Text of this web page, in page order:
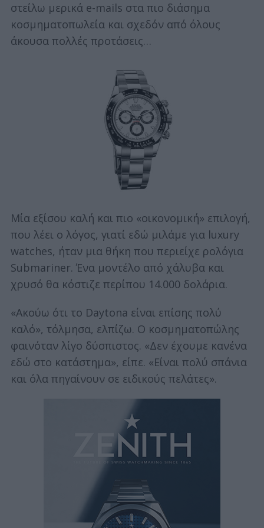
στείλω μερικά e-mails στα πιο διάσημα
κοσμηματοπωλεία και σχεδόν από όλους
άκουσα πολλές προτάσεις…
Μία εξίσου καλή και πιο «οικονομική» επιλογή,
που λέει ο λόγος, γιατί εδώ μιλάμε για luxury
watches, ήταν μια θήκη που περιείχε ρολόγια
Submariner. Ένα μοντέλο από χάλυβα και
χρυσό θα κόστιζε περίπου 14.000 δολάρια.
«Ακούω ότι το Daytona είναι επίσης πολύ
καλό», τόλμησα, ελπίζω. Ο κοσμηματοπώλης
φαινόταν λίγο δύσπιστος. «Δεν έχουμε κανένα
εδώ στο κατάστημα», είπε. «Είναι πολύ σπάνια
και όλα πηγαίνουν σε ειδικούς πελάτες».